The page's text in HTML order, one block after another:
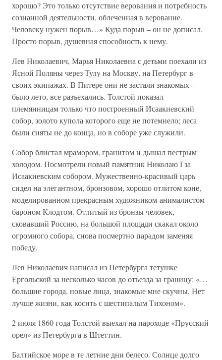
хорошо? Это только отсутствие верования и потребность
сознанной деятельности, облеченная в верование.
Человеку нужен порыв…» Куда порыв – он не дописал.
Просто порыв, душевная способность к нему.
Лев Николаевич, Марья Николаевна с детьми поехали из
Ясной Поляны через Тулу на Москву, на Петербург в
своих экипажах. В Питере они не застали знакомых –
было лето, все разъехались. Толстой показал
племянницам только что построенный Исаакиевский
собор, золото купола которого еще не потемнело; леса
были сняты не до конца, но в соборе уже служили.
Собор блистал мрамором, гранитом и дышал пестрым
холодом. Посмотрели новый памятник Николаю I за
Исаакиевским собором. Мужественно-красивый царь
сидел на элегантном, бронзовом, хорошо отлитом коне,
моделированном прекрасным художником-анималистом
бароном Клодтом. Отлитый из бронзы человек,
сковавший Россию, на большой площади скакал около
огромного собора, снова посмертно парадом заменяя
победу.
Лев Николаевич написал из Петербурга тетушке
Ергольской за несколько часов до отъезда за границу: «…
большие города, новые лица, знакомые мне скучны. Нет
лучше жизни, как косить с шестипалым Тихоном».
2 июля 1860 года Толстой выехал на пароходе «Прусский
орел» из Петербурга в Штеттин.
Балтийское море в те летние дни белесо. Солнце долго